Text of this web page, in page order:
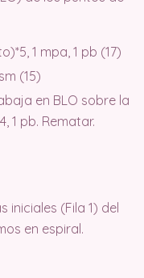
1 mpa, 1 pb (17)
(15)
en BLO sobre la
1 pb. Rematar.
(Fila 1) del
en espiral.